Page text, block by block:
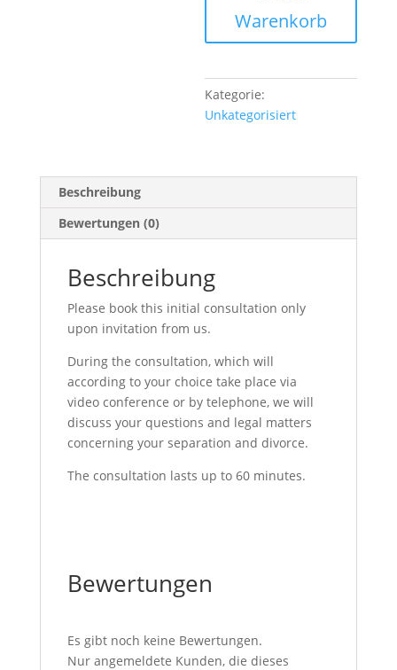
divorce
MengeWarenkorb
Kategorie:
Unkategorisiert
Beschreibung
Bewertungen (0)
Beschreibung
Please book this initial consultation only
upon invitation from us.
During the consultation, which will
according to your choice take place via
video conference or by telephone, we will
discuss your questions and legal matters
concerning your separation and divorce.
The consultation lasts up to 60 minutes.
Bewertungen
Es gibt noch keine Bewertungen.
Nur angemeldete Kunden, die dieses